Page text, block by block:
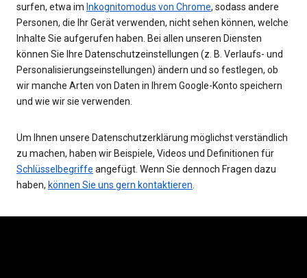
surfen, etwa im Inkognitomodus von Chrome, sodass andere
Personen, die Ihr Gerät verwenden, nicht sehen können, welche
Inhalte Sie aufgerufen haben. Bei allen unseren Diensten
können Sie Ihre Datenschutzeinstellungen (z. B. Verlaufs- und
Personalisierungseinstellungen) ändern und so festlegen, ob
wir manche Arten von Daten in Ihrem Google-Konto speichern
und wie wir sie verwenden.
Um Ihnen unsere Datenschutzerklärung möglichst verständlich
zu machen, haben wir Beispiele, Videos und Definitionen für
Schlüsselbegriffe angefügt. Wenn Sie dennoch Fragen dazu
haben, können Sie uns gern kontaktieren